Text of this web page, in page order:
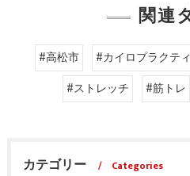
関連
#高松市 #カイロプラクテ
#ストレッチ
#筋トレ
カテゴリー
Categories